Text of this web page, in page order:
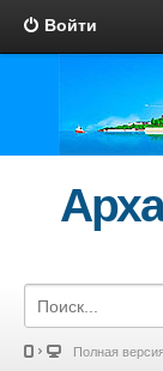
Войти
Полная